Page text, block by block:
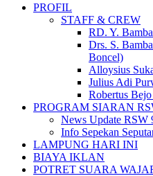
PROFIL
STAFF & CREW
RD. Y.
Drs. S.
Boncel)
Alloysius
Julius Adi
Robertus
PROGRAM SIARAN
News Update RSW
Info Sepekan
LAMPUNG HARI INI
BIAYA IKLAN
POTRET SUARA